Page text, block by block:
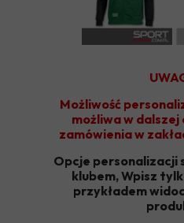
Możliwość
możliwa w dalszej
zamówienia w
Opcje personalizacji
klubem, Wpisz
przykładem